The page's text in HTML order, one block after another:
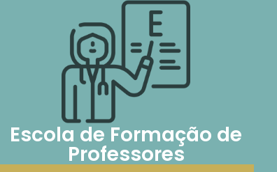
Escola de Formação de
Professores